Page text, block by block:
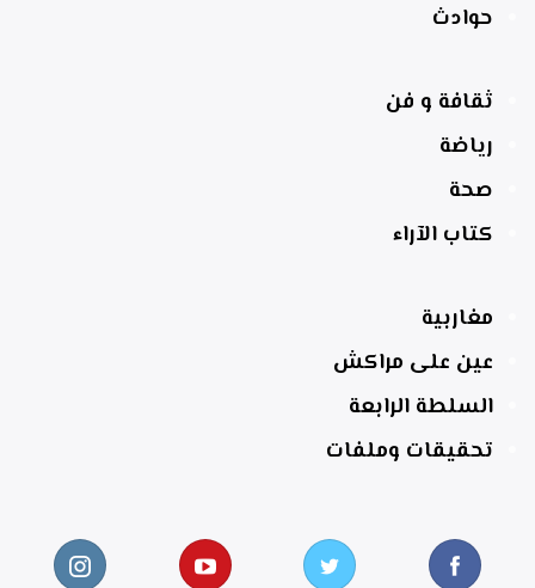
حوادث
ثقافة و فن
رياضة
صحة
كتاب الآراء
مغاربية
عين على مراكش
السلطة الرابعة
تحقيقات وملفات